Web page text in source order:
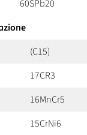
60SPb20
(C15)
17CR3
16MnCr5
15CrNi6